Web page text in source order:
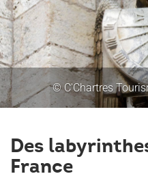
© C'Chartres
Des
France